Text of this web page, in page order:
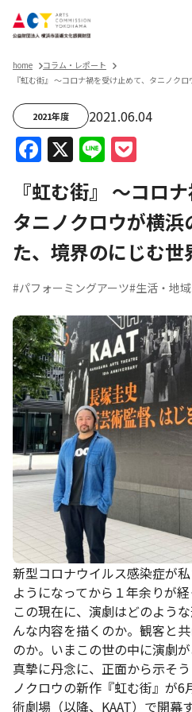
home コラム・レポート
2021年度 2021.06.04
Facebook
X Line
『虹む街』 〜コロ
タニノクロウが横浜
た、境界のにじむ世
#パフォーミングアーツ#生活・地域
新型コロナウイルス感染症が
ようになってから１年余りが
この現在に、演劇はどのよう
んな内容を描くのか。観客と
のか。いまこの世の中に演劇
真摯に丹念に、正面から示そ
ノクロウの新作『虹む街』が6
術劇場（以降、KAAT）で開幕